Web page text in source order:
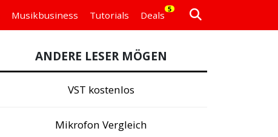
Musikbusiness Tutorials Deals
5
ANDERE LESER MÖGEN
VST kostenlos
Mikrofon Vergleich